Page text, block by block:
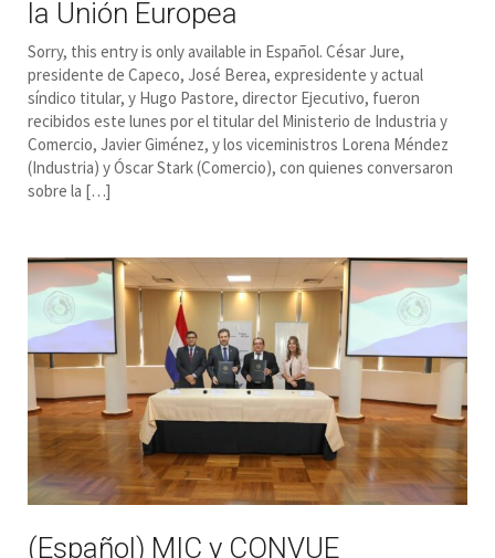
la Unión Europea
Sorry, this entry is only available in Español. César Jure,
presidente de Capeco, José Berea, expresidente y actual
síndico titular, y Hugo Pastore, director Ejecutivo, fueron
recibidos este lunes por el titular del Ministerio de Industria y
Comercio, Javier Giménez, y los viceministros Lorena Méndez
(Industria) y Óscar Stark (Comercio), con quienes conversaron
sobre la […]
(Español) MIC y CONVUE